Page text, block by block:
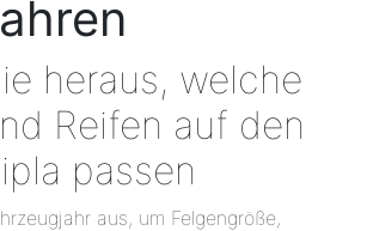
heraus, welche
Reifen auf den
passen
aus, um Felgengröße,